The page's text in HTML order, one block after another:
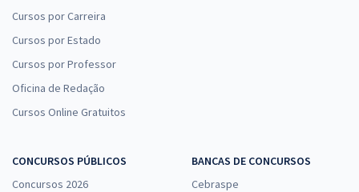
Cursos por Carreira
Cursos por Estado
Cursos por Professor
Oficina de Redação
Cursos Online Gratuitos
CONCURSOS PÚBLICOS
Concursos 2026
BANCAS DE CONCURSOS
Cebraspe